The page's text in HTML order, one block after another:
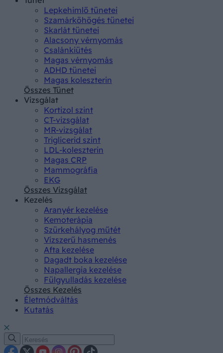
Lepkehimlő tünetei
Szamárköhögés tünetei
Skarlát tünetei
Alacsony vérnyomás
Csalánkiütés
Magas vérnyomás
ADHD tünetei
Magas koleszterin
Összes Tünet
Vizsgálat
Kortizol szint
CT-vizsgálat
MR-vizsgálat
Triglicerid szint
LDL-koleszterin
Magas CRP
Mammográfia
EKG
Összes Vizsgálat
Kezelés
Aranyér kezelése
Kemoterápia
Szürkehályog műtét
Vízszerű hasmenés
Afta kezelése
Dagadt boka kezelése
Napallergia kezelése
Fülgyulladás kezelése
Összes Kezelés
Életmódváltás
Kutatás